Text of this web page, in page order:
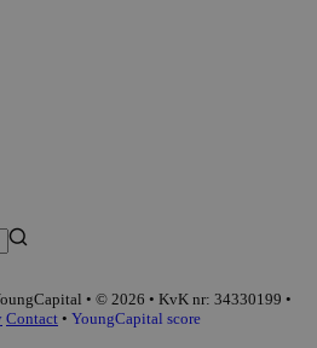
• © 2026 • KvK nr: 34330199 •
Contact • YoungCapital score